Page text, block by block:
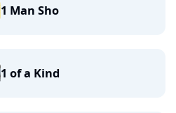
1 Man Sho
1 of a Kind